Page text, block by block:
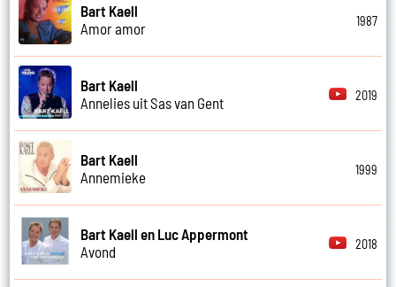
Bart Kaell
Amor amor
1987
Bart Kaell
Annelies uit Sas van Gent
2019
Bart Kaell
Annemieke
1999
Bart Kaell en Luc Appermont
Avond
2018